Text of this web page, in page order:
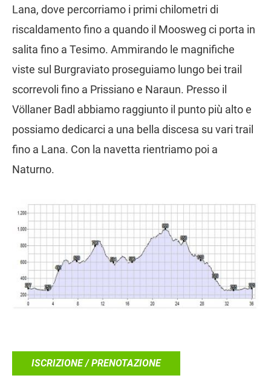
Lana, dove percorriamo i primi chilometri di
riscaldamento fino a quando il Moosweg ci porta in
salita fino a Tesimo. Ammirando le magnifiche
viste sul Burgraviato proseguiamo lungo bei trail
scorrevoli fino a Prissiano e Naraun. Presso il
Völlaner Badl abbiamo raggiunto il punto più alto e
possiamo dedicarci a una bella discesa su vari trail
fino a Lana. Con la navetta rientriamo poi a
Naturno.
ISCRIZIONE / PRENOTAZIONE